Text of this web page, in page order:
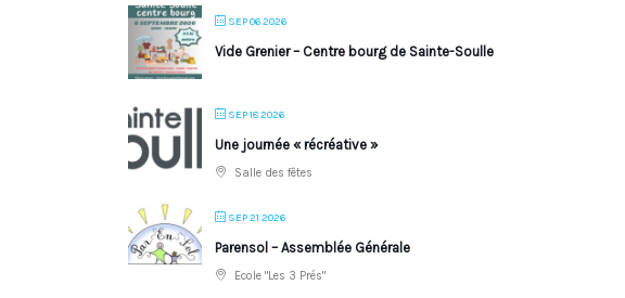
SEP 06 2026
Vide Grenier – Centre bourg de Sainte-Soulle
SEP 18 2026
Une journée « récréative »
Salle des fêtes
SEP 21 2026
Parensol – Assemblée Générale
Ecole "Les 3 Prés"